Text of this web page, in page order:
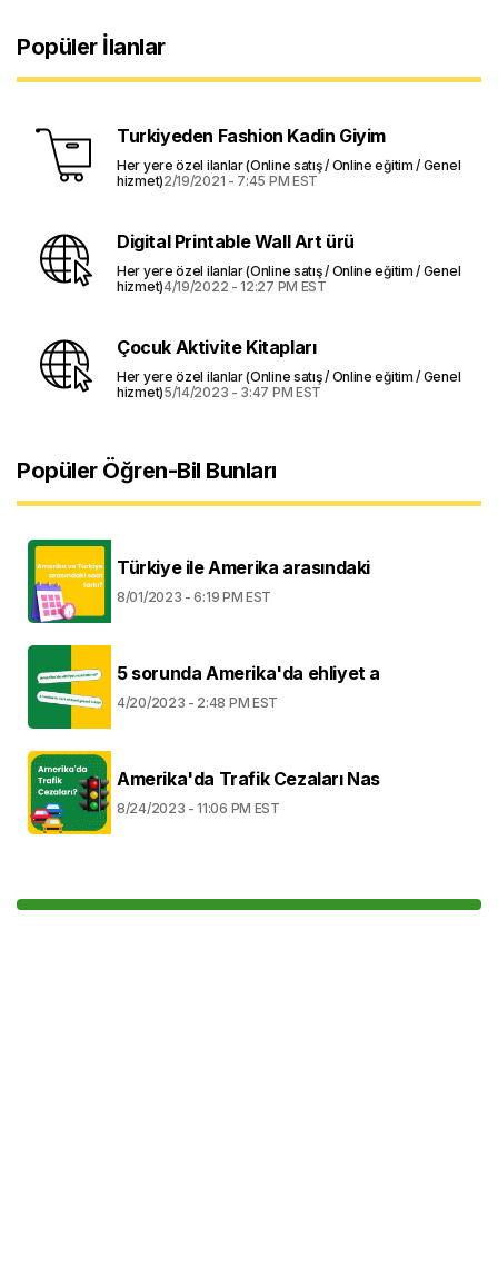
Popüler İlanlar
Turkiyeden Fashion Kadin Giyim
Her yere özel ilanlar (Online satış / Online eğitim / Genel
hizmet)2/19/2021 - 7:45 PM EST
Digital Printable Wall Art ürü
Her yere özel ilanlar (Online satış / Online eğitim / Genel
hizmet)4/19/2022 - 12:27 PM EST
Çocuk Aktivite Kitapları
Her yere özel ilanlar (Online satış / Online eğitim / Genel
hizmet)5/14/2023 - 3:47 PM EST
Popüler Öğren-Bil Bunları
Türkiye ile Amerika arasındaki
8/01/2023 - 6:19 PM EST
5 sorunda Amerika'da ehliyet a
4/20/2023 - 2:48 PM EST
Amerika'da Trafik Cezaları Nas
8/24/2023 - 11:06 PM EST